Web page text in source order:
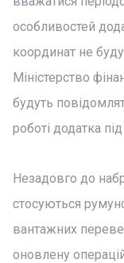
особливостей
координат не
Міністерство
будуть
роботі додатка
Незадовго до
стосуються
вантажних
оновлену